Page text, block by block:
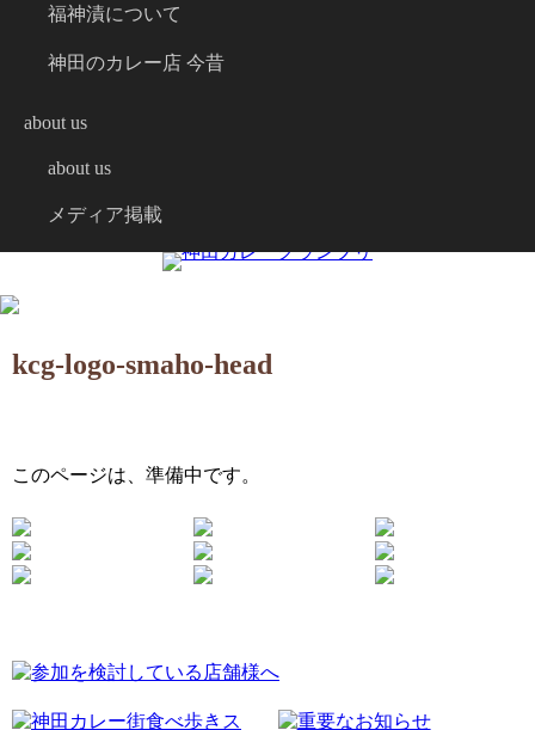
福神漬について
神田のカレー店 今昔
about us
about us
メディア掲載
kcg-logo-smaho-head
このページは、準備中です。